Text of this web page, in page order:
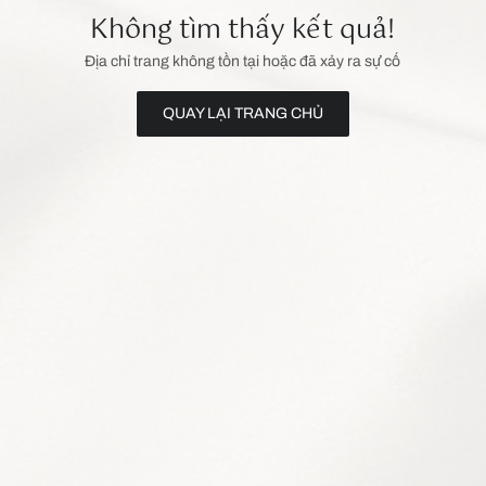
Không tìm thấy kết quả!
Địa chỉ trang không tồn tại hoặc đã xảy ra sự cố
QUAY LẠI TRANG CHỦ